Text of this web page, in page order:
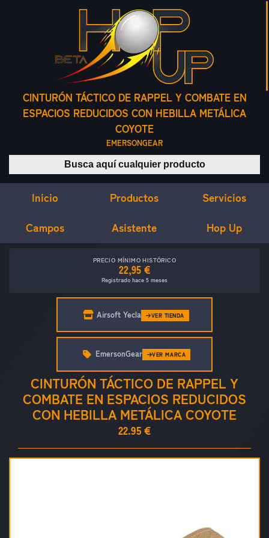
CINTURÓN TÁCTICO DE RAPPEL Y COMBATE EN
ESPACIOS REDUCIDOS CON HEBILLA METÁLICA
COYOTE
EMERSONGEAR
Buscar productos
Inicio Productos Servicios
Campos Asistente Hop Up
PRECIO MÍNIMO HISTÓRICO
22,95 €
Registrado hace 5 meses
Airsoft Yecla VER TIENDA
CINTURÓN TÁCTICO DE RAPPEL Y
COMBATE EN ESPACIOS REDUCIDOS
CON HEBILLA METÁLICA COYOTE
22.95 €
EmersonGear VER MARCA